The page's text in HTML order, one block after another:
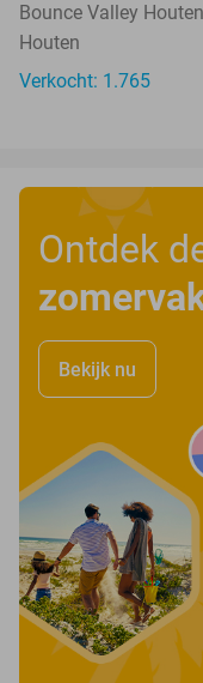
Bounce Valley Houten
Houten
Verkocht: 1.765
Ontdek
Bekijk nu